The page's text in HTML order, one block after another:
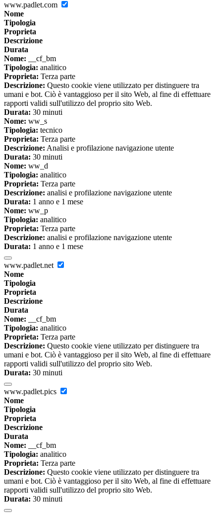
www.padlet.com
Nome
Tipologia
Proprieta
Descrizione
Durata
Nome: __cf_bm
Tipologia: analitico
Proprieta: Terza parte
Descrizione: Questo cookie viene utilizzato per distinguere tra
umani e bot. Ciò è vantaggioso per il sito Web, al fine di effettuare
rapporti validi sull'utilizzo del proprio sito Web.
Durata: 30 minuti
Nome: ww_s
Tipologia: tecnico
Proprieta: Terza parte
Descrizione: Analisi e profilazione navigazione utente
Durata: 30 minuti
Nome: ww_d
Tipologia: analitico
Proprieta: Terza parte
Descrizione: analisi e profilazione navigazione utente
Durata: 1 anno e 1 mese
Nome: ww_p
Tipologia: analitico
Proprieta: Terza parte
Descrizione: analisi e profilazione navigazione utente
Durata: 1 anno e 1 mese
www.padlet.net
Nome
Tipologia
Proprieta
Descrizione
Durata
Nome: __cf_bm
Tipologia: analitico
Proprieta: Terza parte
Descrizione: Questo cookie viene utilizzato per distinguere tra
umani e bot. Ciò è vantaggioso per il sito Web, al fine di effettuare
rapporti validi sull'utilizzo del proprio sito Web.
Durata: 30 minuti
www.padlet.pics
Nome
Tipologia
Proprieta
Descrizione
Durata
Nome: __cf_bm
Tipologia: analitico
Proprieta: Terza parte
Descrizione: Questo cookie viene utilizzato per distinguere tra
umani e bot. Ciò è vantaggioso per il sito Web, al fine di effettuare
rapporti validi sull'utilizzo del proprio sito Web.
Durata: 30 minuti